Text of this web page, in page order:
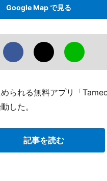
Google Map で見る
られる無料アプリ「
した。
記事を読む